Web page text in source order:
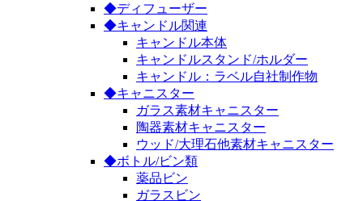
◆ディフューザー
◆キャンドル関連
キャンドル本体
キャンドルスタンド/ホルダー
キャンドル：ラベル自社制作物
◆キャニスター
ガラス素材キャニスター
陶器素材キャニスター
ウッド/大理石他素材キャニスター
◆ボトル/ビン類
薬品ビン
ガラスビン